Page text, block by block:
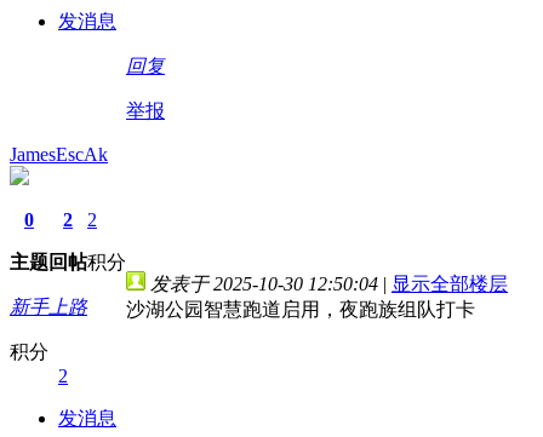
发消息
回复
举报
JamesEscAk
0
主题
2
回帖
2
积分
新手上路
积分
2
发消息
发表于 2025-10-30 12:50:04 | 显示全部楼层
沙湖公园智慧跑道启用，夜跑族组队打卡